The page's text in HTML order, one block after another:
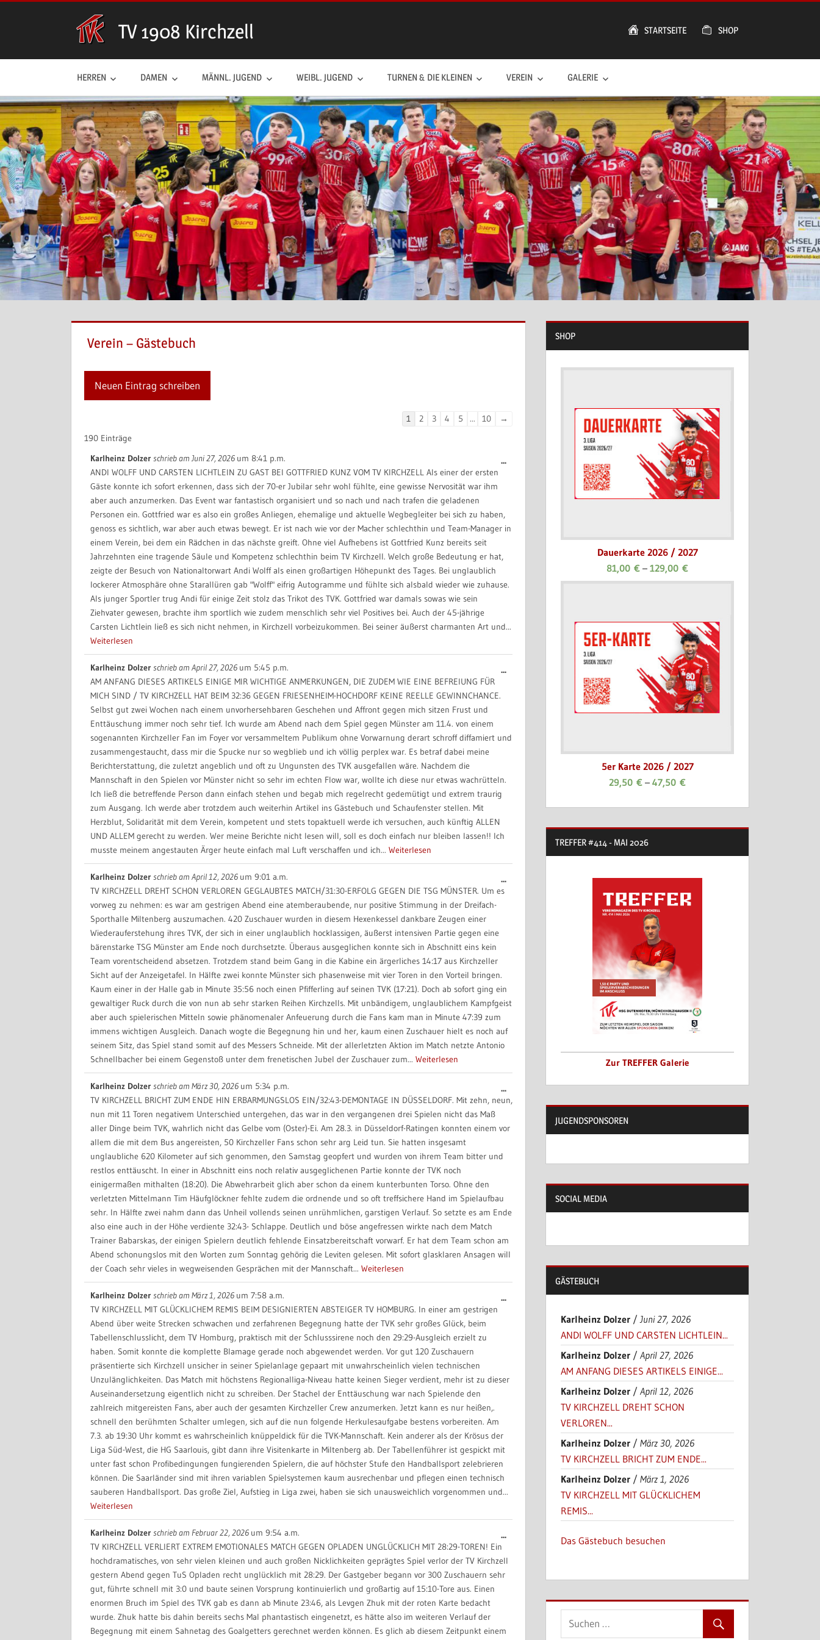
TV 1908 Kirchzell STARTSEITE SHOP
HERREN DAMEN MÄNNL. JUGEND WEIBL. JUGEND TURNEN & DIE KLEINEN VEREIN GALERIE
Verein – Gästebuch
Navigation
1 2 3 4 5 ... 10
→
190 Einträge
Karlheinz Dolzer schrieb amJuni 27, 2026 um 8:41 p.m.
ANDI WOLFF UND CARSTEN LICHTLEIN ZU GAST BEI GOTTFRIED KUNZ VOM TV KIRCHZELL Als einer der ersten
Gäste konnte ich sofort erkennen, dass sich der 70-er Jubilar sehr wohl fühlte, eine gewisse Nervosität war ihm
aber auch anzumerken. Das Event war fantastisch organisiert und so nach und nach trafen die geladenen
Personen ein. Gottfried war es also ein großes Anliegen, ehemalige und aktuelle Wegbegleiter bei sich zu haben,
genoss es sichtlich, war aber auch etwas bewegt. Er ist nach wie vor der Macher schlechthin und Team-Manager in
einem Verein, bei dem ein Rädchen in das nächste greift. Ohne viel Aufhebens ist Gottfried Kunz bereits seit
Jahrzehnten eine tragende Säule und Kompetenz schlechthin beim TV Kirchzell. Welch große Bedeutung er hat,
zeigte der Besuch von Nationaltorwart Andi Wolff als einen großartigen Höhepunkt des Tages. Bei unglaublich
lockerer Atmosphäre ohne Starallüren gab "Wolff" eifrig Autogramme und fühlte sich alsbald wieder wie zuhause.
Als junger Sportler trug Andi für einige Zeit stolz das Trikot des TVK. Gottfried war damals sowas wie sein
Ziehvater gewesen, brachte ihm sportlich wie zudem menschlich sehr viel Positives bei. Auch der 45-jährige
Carsten Lichtlein ließ es sich nicht nehmen, in Kirchzell vorbeizukommen. Bei seiner äußerst charmanten Art und...
Weiterlesen
...Diese
ein-/ausblenden.
Karlheinz Dolzer schrieb am April 27, 2026 um 5:45 p.m.
AM ANFANG DIESES ARTIKELS EINIGE MIR WICHTIGE ANMERKUNGEN, DIE ZUDEM WIE EINE BEFREIUNG FÜR
MICH SIND / TV KIRCHZELL HAT BEIM 32:36 GEGEN FRIESENHEIM-HOCHDORF KEINE REELLE GEWINNCHANCE.
Selbst gut zwei Wochen nach einem unvorhersehbaren Geschehen und Affront gegen mich sitzen Frust und
Enttäuschung immer noch sehr tief. Ich wurde am Abend nach dem Spiel gegen Münster am 11.4. von einem
sogenannten Kirchzeller Fan im Foyer vor versammeltem Publikum ohne Vorwarnung derart schroff diffamiert und
zusammengestaucht, dass mir die Spucke nur so wegblieb und ich völlig perplex war. Es betraf dabei meine
Berichterstattung, die zuletzt angeblich und oft zu Ungunsten des TVK ausgefallen wäre. Nachdem die
Mannschaft in den Spielen vor Münster nicht so sehr im echten Flow war, wollte ich diese nur etwas wachrütteln.
Ich ließ die betreffende Person dann einfach stehen und begab mich regelrecht gedemütigt und extrem traurig
zum Ausgang. Ich werde aber trotzdem auch weiterhin Artikel ins Gästebuch und Schaufenster stellen. Mit
Herzblut, Solidarität mit dem Verein, kompetent und stets topaktuell werde ich versuchen, auch künftig ALLEN
UND ALLEM gerecht zu werden. Wer meine Berichte nicht lesen will, soll es doch einfach nur bleiben lassen!! Ich
musste meinem angestauten Ärger heute einfach mal Luft verschaffen und ich... Weiterlesen
...Diese
Karlheinz Dolzer schrieb am April 12, 2026 um 9:01 a.m.
TV KIRCHZELL DREHT SCHON VERLOREN GEGLAUBTES MATCH/31:30-ERFOLG GEGEN DIE TSG MÜNSTER. Um es
vorweg zu nehmen: es war am gestrigen Abend eine atemberaubende, nur positive Stimmung in der Dreifach-
Sporthalle Miltenberg auszumachen. 420 Zuschauer wurden in diesem Hexenkessel dankbare Zeugen einer
Wiederauferstehung ihres TVK, der sich in einer unglaublich hocklassigen, äußerst intensiven Partie gegen eine
bärenstarke TSG Münster am Ende noch durchsetzte. Überaus ausgeglichen konnte sich in Abschnitt eins kein
Team vorentscheidend absetzen. Trotzdem stand beim Gang in die Kabine ein ärgerliches 14:17 aus Kirchzeller
Sicht auf der Anzeigetafel. In Hälfte zwei konnte Münster sich phasenweise mit vier Toren in den Vorteil bringen.
Kaum einer in der Halle gab in Minute 35:56 noch einen Pfifferling auf seinen TVK (17:21). Doch ab sofort ging ein
gewaltiger Ruck durch die von nun ab sehr starken Reihen Kirchzells. Mit unbändigem, unglaublichem Kampfgeist
aber auch spielerischen Mitteln sowie phänomenaler Anfeuerung durch die Fans kam man in Minute 47:39 zum
immens wichtigen Ausgleich. Danach wogte die Begegnung hin und her, kaum einen Zuschauer hielt es noch auf
seinem Sitz, das Spiel stand somit auf des Messers Schneide. Mit der allerletzten Aktion im Match netzte Antonio
Schnellbacher bei einem Gegenstoß unter dem frenetischen Jubel der Zuschauer zum... Weiterlesen
...Diese
Karlheinz Dolzer schrieb am März 30, 2026 um 5:34 p.m.
TV KIRCHZELL BRICHT ZUM ENDE HIN ERBARMUNGSLOS EIN/32:43-DEMONTAGE IN DÜSSELDORF. Mit zehn, neun,
nun mit 11 Toren negativem Unterschied untergehen, das war in den vergangenen drei Spielen nicht das Maß
aller Dinge beim TVK, wahrlich nicht das Gelbe vom (Oster)-Ei. Am 28.3. in Düsseldorf-Ratingen konnten einem vor
allem die mit dem Bus angereisten, 50 Kirchzeller Fans schon sehr arg Leid tun. Sie hatten insgesamt
unglaubliche 620 Kilometer auf sich genommen, den Samstag geopfert und wurden von ihrem Team bitter und
restlos enttäuscht. In einer in Abschnitt eins noch relativ ausgeglichenen Partie konnte der TVK noch
einigermaßen mithalten (18:20). Die Abwehrarbeit glich aber schon da einem kunterbunten Torso. Ohne den
verletzten Mittelmann Tim Häufglöckner fehlte zudem die ordnende und so oft treffsichere Hand im Spielaufbau
sehr. In Hälfte zwei nahm dann das Unheil vollends seinen unrühmlichen, garstigen Verlauf. So setzte es am Ende
also eine auch in der Höhe verdiente 32:43- Schlappe. Deutlich und böse angefressen wirkte nach dem Match
Trainer Babarskas, der einigen Spielern deutlich fehlende Einsatzbereitschaft vorwarf. Er hat dem Team schon am
Abend schonungslos mit den Worten zum Sonntag gehörig die Leviten gelesen. Mit sofort glasklaren Ansagen will
der Coach sehr vieles in wegweisenden Gesprächen mit der Mannschaft... Weiterlesen
...Diese
Metabox
ein-/ausblenden.
Karlheinz Dolzer schrieb am März 1, 2026 um 7:58 a.m.
TV KIRCHZELL MIT GLÜCKLICHEM REMIS BEIM DESIGNIERTEN ABSTEIGER TV HOMBURG. In einer am gestrigen
Abend über weite Strecken schwachen und zerfahrenen Begegnung hatte der TVK sehr großes Glück, beim
Tabellenschlusslicht, dem TV Homburg, praktisch mit der Schlusssirene noch den 29:29-Ausgleich erzielt zu
haben. Somit konnte die komplette Blamage gerade noch abgewendet werden. Vor gut 120 Zuschauern
präsentierte sich Kirchzell unsicher in seiner Spielanlage gepaart mit unwahrscheinlich vielen technischen
Unzulänglichkeiten. Das Match mit höchstens Regionalliga-Niveau hatte keinen Sieger verdient, mehr ist zu dieser
Auseinandersetzung eigentlich nicht zu schreiben. Der Stachel der Enttäuschung war nach Spielende den
zahlreich mitgereisten Fans, aber auch der gesamten Kirchzeller Crew anzumerken. Jetzt kann es nur heißen,.
schnell den berühmten Schalter umlegen, sich auf die nun folgende Herkulesaufgabe bestens vorbereiten. Am
7.3. ab 19:30 Uhr kommt es wahrscheinlich knüppeldick für die TVK-Mannschaft. Kein anderer als der Krösus der
Liga Süd-West, die HG Saarlouis, gibt dann ihre Visitenkarte in Miltenberg ab. Der Tabellenführer ist gespickt mit
unter fast schon Profibedingungen fungierenden Spielern, die auf höchster Stufe den Handballsport zelebrieren
können. Die Saarländer sind mit ihren variablen Spielsystemen kaum ausrechenbar und pflegen einen technisch
sauberen Handballsport. Das große Ziel, Aufstieg in Liga zwei, haben sie sich unausweichlich vorgenommen und...
Weiterlesen
...Diese
ein-/ausblenden.
Karlheinz Dolzer schrieb am Februar 22, 2026 um 9:54 a.m.
TV KIRCHZELL VERLIERT EXTREM EMOTIONALES MATCH GEGEN OPLADEN UNGLÜCKLICH MIT 28:29-TOREN! Ein
hochdramatisches, von sehr vielen kleinen und auch großen Nicklichkeiten geprägtes Spiel verlor der TV Kirchzell
gestern Abend gegen TuS Opladen recht unglücklich mit 28:29. Der Gastgeber begann vor 300 Zuschauern sehr
gut, führte schnell mit 3:0 und baute seinen Vorsprung kontinuierlich und großartig auf 15:10-Tore aus. Einen
enormen Bruch im Spiel des TVK gab es dann ab Minute 23:46, als Levgen Zhuk mit der roten Karte bedacht
wurde. Zhuk hatte bis dahin bereits sechs Mal phantastisch eingenetzt, es hätte also im weiteren Verlauf der
Begegnung mit einem Sahnetag des Goalgetters gerechnet werden können. Es glich ab diesem Zeitpunkt einem
...Diese
ein-/ausblenden.
SHOP
Dauerkarte 2026 / 2027
81,00€ –129,00€
5er Karte 2026 / 2027
29,50€ –47,50€
TREFFER #414 - MAI 2026
Zur TREFFER Galerie
JUGENDSPONSOREN
SOCIAL MEDIA
GÄSTEBUCH
Karlheinz Dolzer / Juni 27, 2026
ANDI WOLFF UND CARSTEN LICHTLEIN...
Karlheinz Dolzer /April 27, 2026
AM ANFANG DIESES ARTIKELS EINIGE...
Karlheinz Dolzer /April 12, 2026
TV KIRCHZELL DREHT SCHON
VERLOREN...
Karlheinz Dolzer /März 30, 2026
TV KIRCHZELL BRICHT ZUM ENDE...
Karlheinz Dolzer /März 1, 2026
TV KIRCHZELL MIT GLÜCKLICHEM
REMIS...
Das Gästebuch besuchen